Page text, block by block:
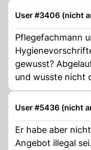
User #3406 (nicht
Pflegefachmann
gewusst?
und wusste nicht
Ausrede.
User #5436 (nicht
Er habe aber
Angebot illegal